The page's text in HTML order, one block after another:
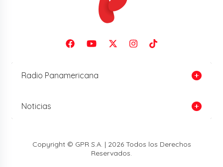
Radio Panamericana
Noticias
Copyright © GPR S.A. | 2026 Todos los Derechos
Reservados.